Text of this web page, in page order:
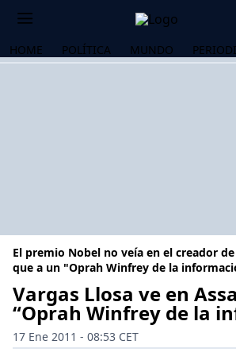
HOME POLÍTICA MUNDO
El premio Nobel no veía en el creador
que a un "Oprah Winfrey de la
Vargas Llosa ve en
“Oprah Winfrey de la
17 Ene 2011 - 08:53 CET